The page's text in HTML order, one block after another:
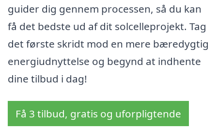
guider dig gennem processen, så du kan
få det bedste ud af dit solcelleprojekt. Tag
det første skridt mod en mere bæredygtig
energiudnyttelse og begynd at indhente
dine tilbud i dag!
Få 3 tilbud, gratis og uforpligtende